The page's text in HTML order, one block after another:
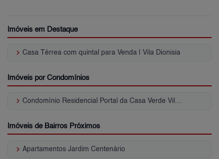
Imóveis em Destaque
keyboard_arrow_right Casa Térrea com quintal para Venda | Vila Dionisia
Imóveis por Condomínios
keyboard_arrow_right
Imóveis de Bairros Próximos
keyboard_arrow_right Apartamentos Jardim Centenário